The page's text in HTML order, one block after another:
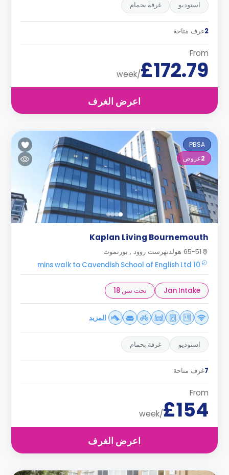
استوديو غرفة بحمام
2غرف متاحة
From
£172.79
/week
اعرض الغرف
PBSA
2عروض
Kaplan Living Bournemouth
65-51 هولدنهرست روود , بورنموث
10 mins walk to Cavendish School of English Ltd
Jan Intake تحت سن 18
المزيد
استوديو غرفة بحمام
7غرف متاحة
From
£154
/week
اعرض الغرف